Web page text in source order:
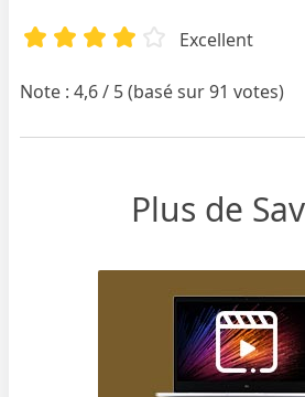
Excellent
Note : 4,6 / 5 (basé sur 91 votes)
Plus de